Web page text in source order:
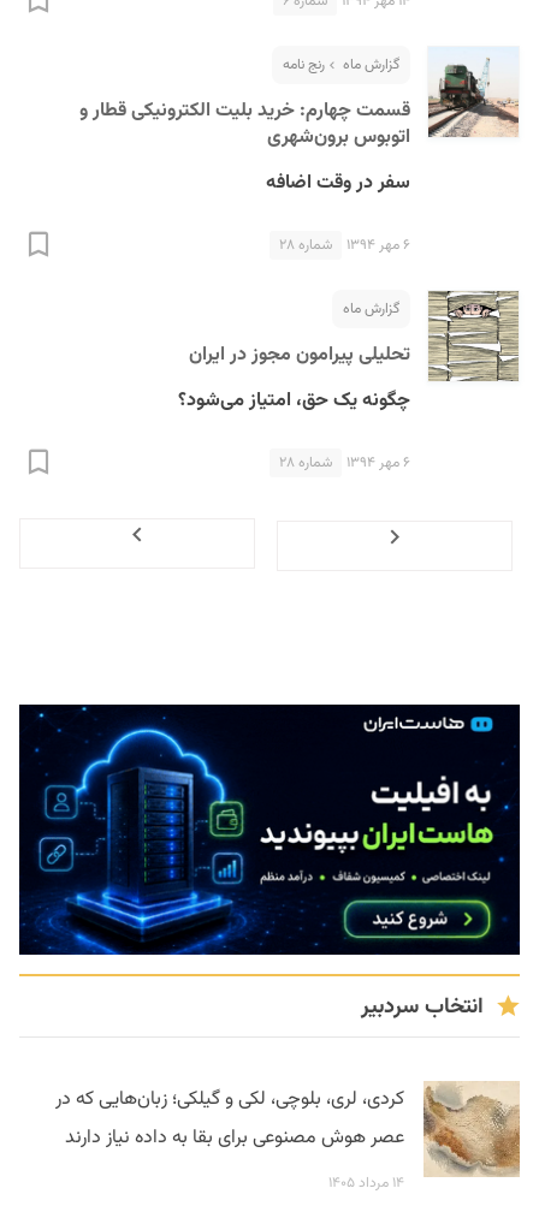
گزارش ماه رنج نامه
قسمت چهارم: خرید بلیت الکترونیکی قطار و
اتوبوس برون‌شهری
سفر در وقت اضافه
۶ مهر ۱۳۹۴ شماره ۲۸
گزارش ماه
تحلیلی پیرامون مجوز در ایران
چگونه یک حق، امتیاز می‌شود؟
۶ مهر ۱۳۹۴ شماره ۲۸
انتخاب سردبیر
کردی، لری، بلوچی، لکی و گیلکی؛ زبان‌هایی که در
عصر هوش مصنوعی برای بقا به داده نیاز دارند
۱۴ مرداد ۱۴۰۵